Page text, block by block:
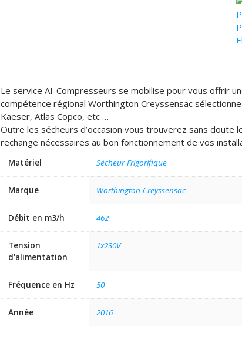
Le service AI-Compresseurs se mobilise pour vous offrir
compétence régional Worthington Creyssensac
Kaeser, Atlas Copco, etc …
Outre les sécheurs d’occasion vous trouverez sans
rechange nécessaires au bon fonctionnement de vos
Matériel Sécheur Frigorifique
Marque Worthington Creyssensac
Débit en m3/h 462
Tension
d'alimentation
1x230V
Fréquence en Hz 50
Année 2016